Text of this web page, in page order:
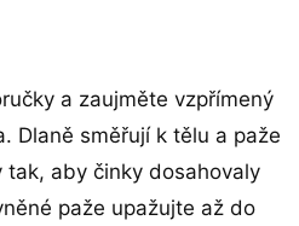
a zaujměte vzpřímený
Dlaně směřují k tělu a paže
tak, aby činky dosahovaly
paže upažujte až do